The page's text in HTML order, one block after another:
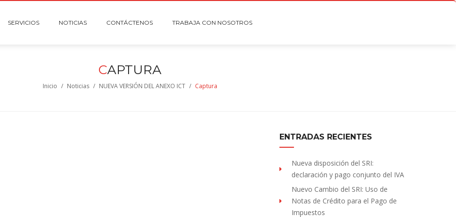
SERVICIOS NOTICIAS CONTÁCTENOS TRABAJA CON NOSOTROS
CAPTURA
Inicio / Noticias / NUEVA VERSIÓN DEL ANEXO ICT / Captura
ENTRADAS RECIENTES
Nueva disposición del SRI:
declaración y pago conjunto del IVA
Nuevo Cambio del SRI: Uso de
Notas de Crédito para el Pago de
Impuestos